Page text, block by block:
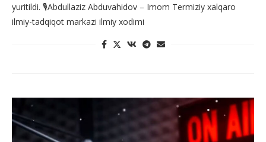
yuritildi. 🎙Abdullaziz Abduvahidov – Imom Termiziy xalqaro
ilmiy-tadqiqot markazi ilmiy xodimi